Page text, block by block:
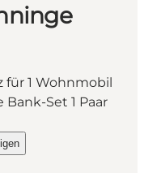
1 Wohnmobil
Bank-Set 1 Paar
Pladsen"
Pladsen on_map